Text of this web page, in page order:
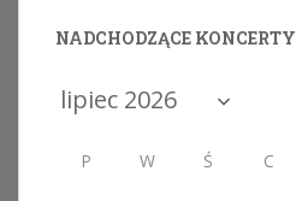
NADCHODZĄCE KONCERTY
P W Ś C